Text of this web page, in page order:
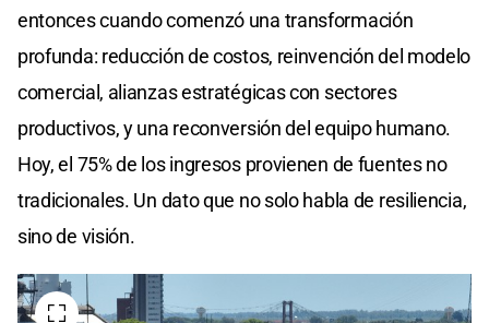
entonces cuando comenzó una transformación
profunda: reducción de costos, reinvención del modelo
comercial, alianzas estratégicas con sectores
productivos, y una reconversión del equipo humano.
Hoy, el 75% de los ingresos provienen de fuentes no
tradicionales. Un dato que no solo habla de resiliencia,
sino de visión.